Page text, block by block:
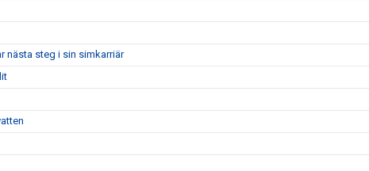
nästa steg i sin simkarriär